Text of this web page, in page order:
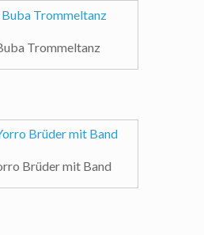
Trommeltanz
Brüder mit Band